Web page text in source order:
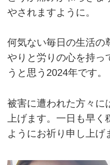
やされますように。
何気ない毎日の生活の
やりと労りの心を持っ
うと思う2024年です。
被害に遭われた方々に
上げます。一日も早
ようにお祈り申し上げ